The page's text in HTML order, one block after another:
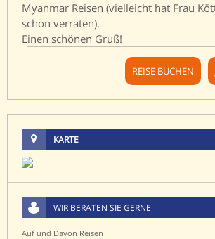
Myanmar Reisen (vielleicht hat Frau
schon verraten).
Einen schönen Gruß!
REISE BUCHEN
KARTE
WIR BERATEN SIE GERNE
Auf und Davon Reisen